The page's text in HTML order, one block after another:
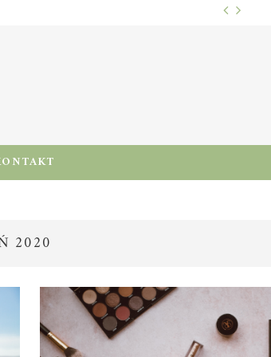
2020